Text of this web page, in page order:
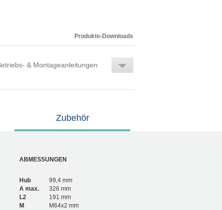
Produkte-Downloads
& Montageanleitungen
Zubehör
ABMESSUNGEN
Hub
99,4 mm
A max.
326 mm
L2
191 mm
M
M64x2 mm